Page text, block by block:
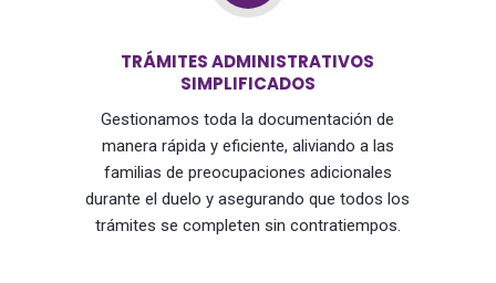
TRÁMITES ADMINISTRATIVOS
SIMPLIFICADOS
Gestionamos toda la documentación de
manera rápida y eficiente, aliviando a las
familias de preocupaciones adicionales
durante el duelo y asegurando que todos los
trámites se completen sin contratiempos.